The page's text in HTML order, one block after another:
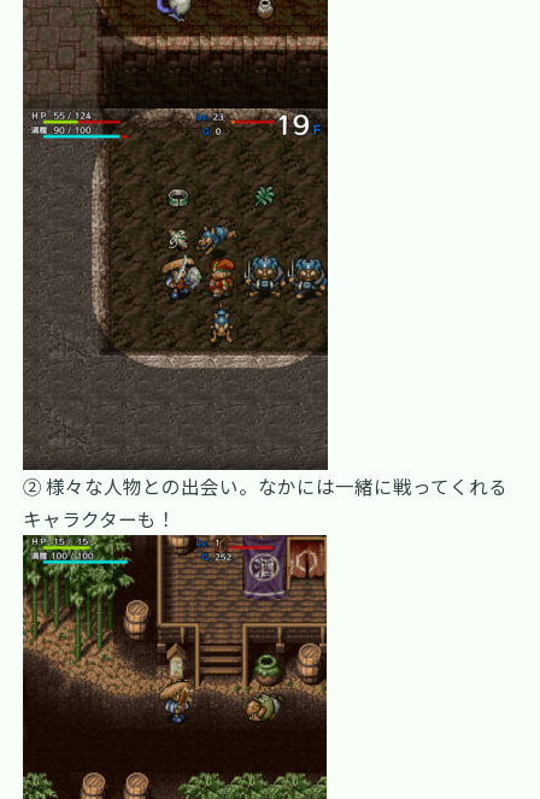
② 様々な人物との出会い。なかには一緒に戦ってくれる
キャラクターも！